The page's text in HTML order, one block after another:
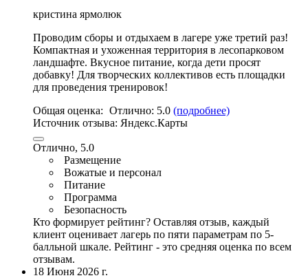
кристина ярмолюк
Проводим сборы и отдыхаем в лагере уже третий раз!
Компактная и ухоженная территория в лесопарковом
ландшафте. Вкусное питание, когда дети просят
добавку! Для творческих коллективов есть площадки
для проведения тренировок!
Общая оценка: Отлично: 5.0 (подробнее)
Источник отзыва: Яндекс.Карты
Отлично, 5.0
Размещение
Вожатые и персонал
Питание
Программа
Безопасность
Кто формирует рейтинг? Оставляя отзыв, каждый
клиент оценивает лагерь по пяти параметрам по 5-
балльной шкале. Рейтинг - это средняя оценка по всем
отзывам.
18 Июня 2026 г.